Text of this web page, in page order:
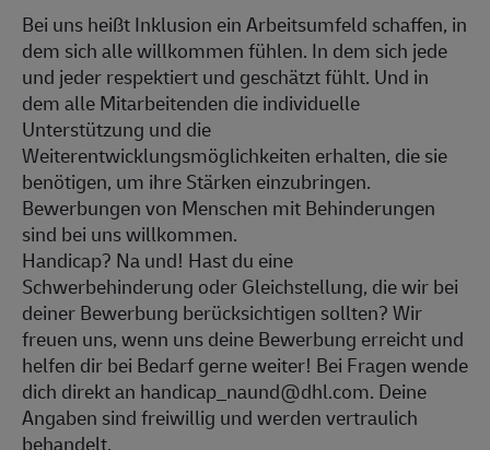
Bei uns heißt Inklusion ein Arbeitsumfeld schaffen, in
dem sich alle willkommen fühlen. In dem sich jede
und jeder respektiert und geschätzt fühlt. Und in
dem alle Mitarbeitenden die individuelle
Unterstützung und die
Weiterentwicklungsmöglichkeiten erhalten, die sie
benötigen, um ihre Stärken einzubringen.
Bewerbungen von Menschen mit Behinderungen
sind bei uns willkommen.
Handicap? Na und! Hast du eine
Schwerbehinderung oder Gleichstellung, die wir bei
deiner Bewerbung berücksichtigen sollten? Wir
freuen uns, wenn uns deine Bewerbung erreicht und
helfen dir bei Bedarf gerne weiter! Bei Fragen wende
dich direkt an handicap_naund@dhl.com. Deine
Angaben sind freiwillig und werden vertraulich
behandelt.